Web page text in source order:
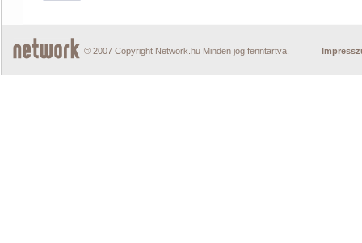
© 2007 Copyright Network.hu Minden jog fenntartva.